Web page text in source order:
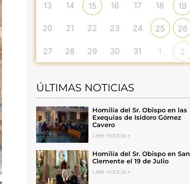
13 14 15 16 17 18 19
20 21 22 23 24 25 26
27 28 29 30 31 1 2
ÚLTIMAS NOTICIAS
Homilía del Sr. Obispo en las
Exequias de Isidoro Gómez
Cavero
Leer noticia »
Homilía del Sr. Obispo en San
Clemente el 19 de Julio
Leer noticia »